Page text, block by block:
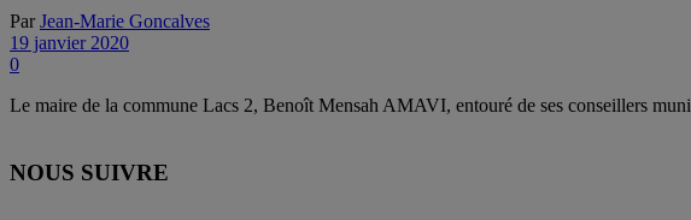
Par Jean-Marie Goncalves
19 janvier 2020
0
Le maire de la commune Lacs 2, Benoît Mensah AMAVI, entouré de ses conseillers
NOUS SUIVRE